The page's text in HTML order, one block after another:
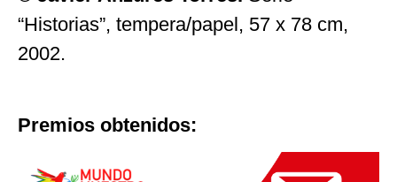
“Historias”, tempera/papel, 57 x 78 cm,
2002.
Premios obtenidos: